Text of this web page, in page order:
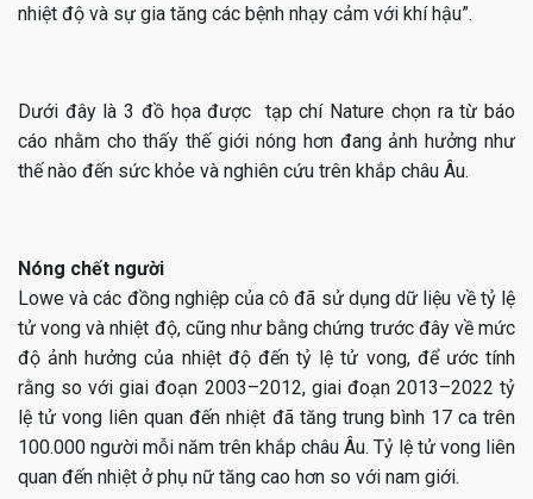
nhiệt độ và sự gia tăng các bệnh nhạy cảm với khí hậu”.
Dưới đây là 3 đồ họa được tạp chí Nature chọn ra từ báo
cáo nhằm cho thấy thế giới nóng hơn đang ảnh hưởng như
thế nào đến sức khỏe và nghiên cứu trên khắp châu Âu.
Nóng chết người
Lowe và các đồng nghiệp của cô đã sử dụng dữ liệu về tỷ lệ
tử vong và nhiệt độ, cũng như bằng chứng trước đây về mức
độ ảnh hưởng của nhiệt độ đến tỷ lệ tử vong, để ước tính
rằng so với giai đoạn 2003–2012, giai đoạn 2013–2022 tỷ
lệ tử vong liên quan đến nhiệt đã tăng trung bình 17 ca trên
100.000 người mỗi năm trên khắp châu Âu. Tỷ lệ tử vong liên
quan đến nhiệt ở phụ nữ tăng cao hơn so với nam giới.